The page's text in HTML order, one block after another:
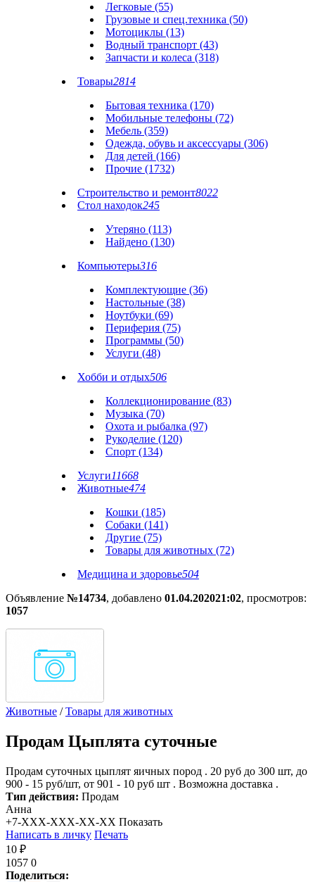
Легковые (55)
Грузовые и спец.техника (50)
Мотоциклы (13)
Водный транспорт (43)
Запчасти и колеса (318)
Товары2814
Бытовая техника (170)
Мобильные телефоны (72)
Мебель (359)
Одежда, обувь и аксессуары (306)
Для детей (166)
Прочие (1732)
Строительство и ремонт8022
Стол находок245
Утеряно (113)
Найдено (130)
Компьютеры316
Комплектующие (36)
Настольные (38)
Ноутбуки (69)
Периферия (75)
Программы (50)
Услуги (48)
Хобби и отдых506
Коллекционирование (83)
Музыка (70)
Охота и рыбалка (97)
Рукоделие (120)
Спорт (134)
Услуги11668
Животные474
Кошки (185)
Собаки (141)
Другие (75)
Товары для животных (72)
Медицина и здоровье504
Объявление №14734, добавлено 01.04.202021:02, просмотров:
1057
Животные /Товары для животных
Продам Цыплята суточные
Продам суточных цыплят яичных пород . 20 руб до 300 шт, до
900 - 15 руб/шт, от 901 - 10 руб шт . Возможна доставка .
Тип действия: Продам
Анна
+7-XXX-XXX-XX-XX Показать
Написать в личку Печать
10 ₽
1057 0
Поделиться: